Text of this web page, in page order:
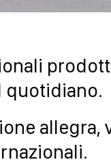
quotidiano.
allegra,